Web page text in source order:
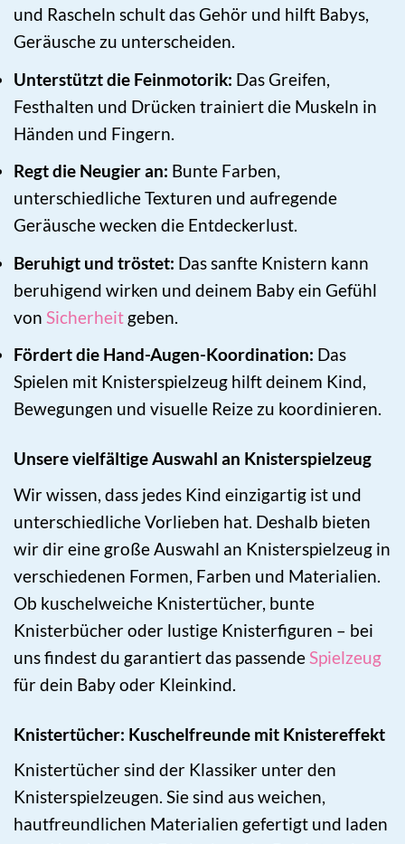
und Rascheln schult das Gehör und hilft Babys,
Geräusche zu unterscheiden.
Unterstützt die Feinmotorik: Das Greifen,
Festhalten und Drücken trainiert die Muskeln in
Händen und Fingern.
Regt die Neugier an: Bunte Farben,
unterschiedliche Texturen und aufregende
Geräusche wecken die Entdeckerlust.
Beruhigt und tröstet: Das sanfte Knistern kann
beruhigend wirken und deinem Baby ein Gefühl
von Sicherheit geben.
Fördert die Hand-Augen-Koordination: Das
Spielen mit Knisterspielzeug hilft deinem Kind,
Bewegungen und visuelle Reize zu koordinieren.
Unsere vielfältige Auswahl an Knisterspielzeug
Wir wissen, dass jedes Kind einzigartig ist und
unterschiedliche Vorlieben hat. Deshalb bieten
wir dir eine große Auswahl an Knisterspielzeug in
verschiedenen Formen, Farben und Materialien.
Ob kuschelweiche Knistertücher, bunte
Knisterbücher oder lustige Knisterfiguren – bei
uns findest du garantiert das passendeSpielzeug
für dein Baby oder Kleinkind.
Knistertücher: Kuschelfreunde mit Knistereffekt
Knistertücher sind der Klassiker unter den
Knisterspielzeugen. Sie sind aus weichen,
hautfreundlichen Materialien gefertigt und laden